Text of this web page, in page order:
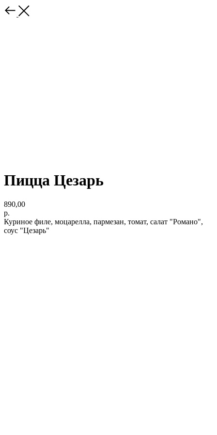
Пицца Цезарь
890,00
р.
Куриное филе, моцарелла, пармезан, томат, салат "Романо",
соус "Цезарь"